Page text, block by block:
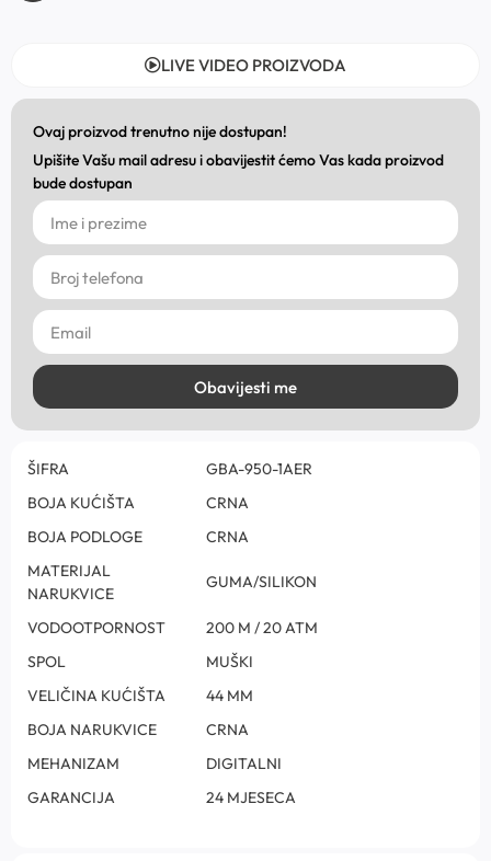
LIVE VIDEO PROIZVODA
Ovaj proizvod trenutno nije dostupan!
Upišite Vašu mail adresu i obavijestit ćemo Vas kada proizvod
bude dostupan
Obavijesti me
ŠIFRA
GBA-950-1AER
BOJA KUĆIŠTA
CRNA
BOJA PODLOGE
CRNA
MATERIJAL
NARUKVICE
GUMA/SILIKON
VODOOTPORNOST
200 M / 20 ATM
SPOL
MUŠKI
VELIČINA KUĆIŠTA
44 MM
BOJA NARUKVICE
CRNA
MEHANIZAM
DIGITALNI
GARANCIJA
24 MJESECA